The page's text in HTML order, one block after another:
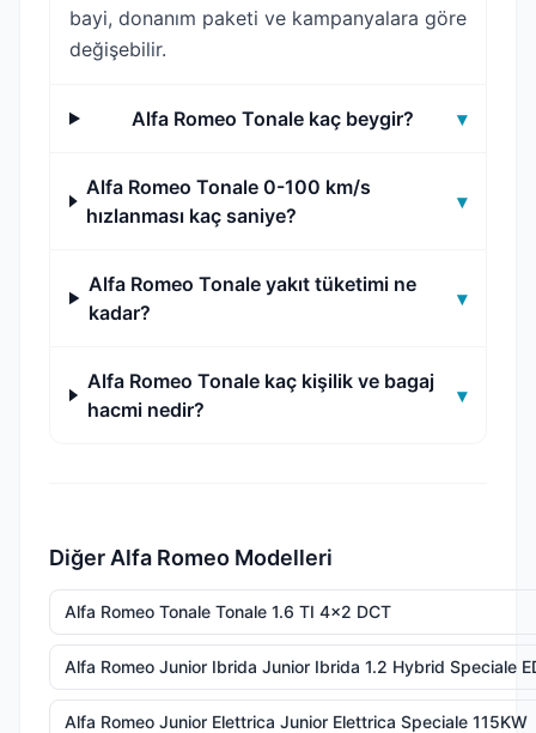
bayi, donanım paketi ve kampanyalara göre
değişebilir.
Alfa Romeo Tonale kaç beygir? ▾
Alfa Romeo Tonale 0-100 km/s
hızlanması kaç saniye?
▾
Alfa Romeo Tonale yakıt tüketimi ne
kadar?
▾
Alfa Romeo Tonale kaç kişilik ve bagaj
hacmi nedir?
▾
Diğer Alfa Romeo Modelleri
Alfa Romeo Tonale Tonale 1.6 TI 4x2 DCT
Alfa Romeo Junior Ibrida Junior Ibrida 1.2 Hybrid Speciale
Alfa Romeo Junior Elettrica Junior Elettrica Speciale 115KW